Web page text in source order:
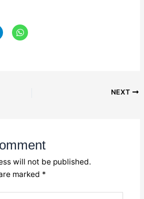
NEXT
will not be published.
marked *